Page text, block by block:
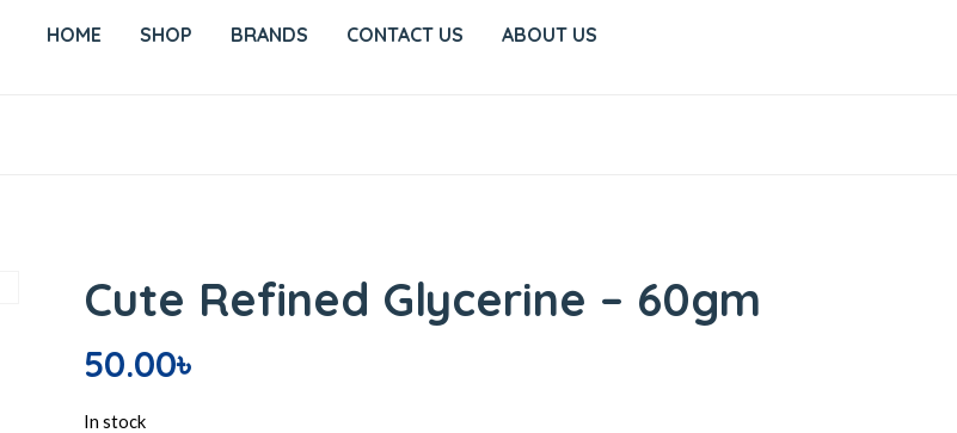
HOME SHOP BRANDS CONTACT US ABOUT US
Cute Refined Glycerine – 60gm
50.00৳
In stock